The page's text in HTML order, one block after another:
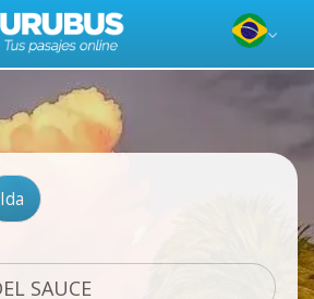
Ida